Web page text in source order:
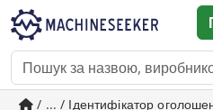
/ ... / Ідентифікатор